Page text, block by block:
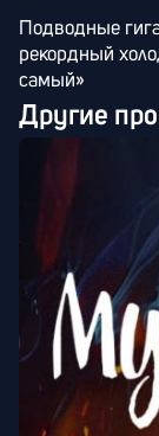
Подводные
рекордный
самый»
Другие